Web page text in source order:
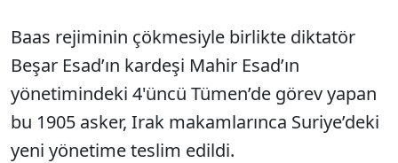
Baas rejiminin çökmesiyle birlikte diktatör
Beşar Esad’ın kardeşi Mahir Esad’ın
yönetimindeki 4'üncü Tümen’de görev yapan
bu 1905 asker, Irak makamlarınca Suriye’deki
yeni yönetime teslim edildi.